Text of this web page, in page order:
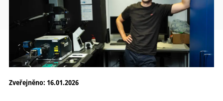
Zveřejněno: 16.01.2026